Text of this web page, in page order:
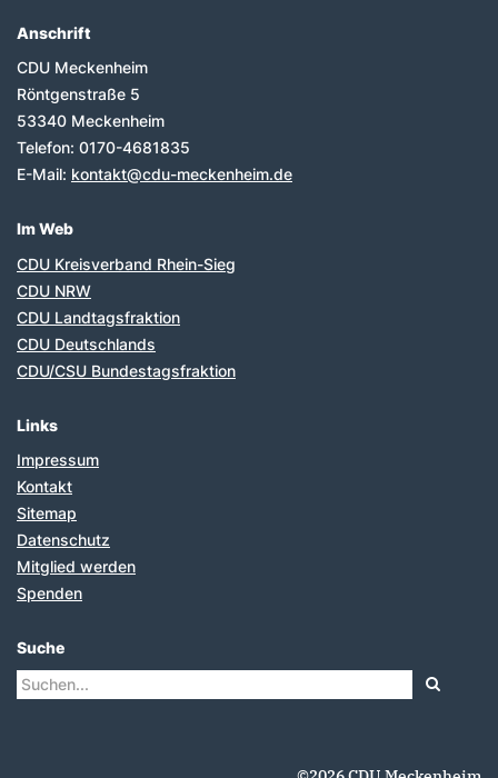
Fußbereich
Anschrift
CDU Meckenheim
Röntgenstraße 5
53340 Meckenheim
Telefon: 0170-4681835
E-Mail: kontakt@cdu-meckenheim.de
Im Web
CDU Kreisverband Rhein-Sieg
CDU NRW
CDU Landtagsfraktion
CDU Deutschlands
CDU/CSU Bundestagsfraktion
Links
Impressum
Kontakt
Sitemap
Datenschutz
Mitglied werden
Spenden
Suche
Suchformular
Suche